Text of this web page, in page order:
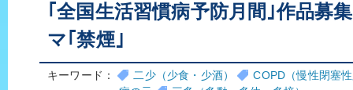
｢全国生活習慣病予防月間｣作品募
マ｢禁煙｣
キーワード： 二少（少食・少酒）
COPD（慢性閉塞